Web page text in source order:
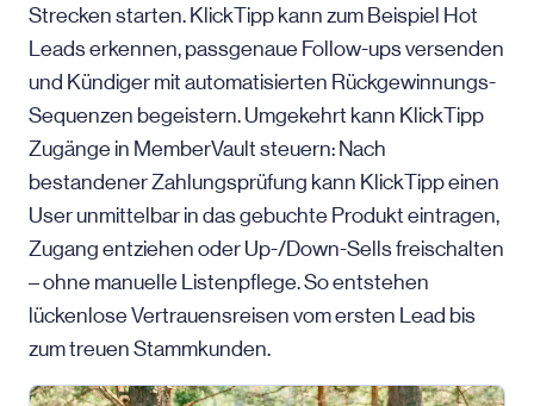
Strecken starten. KlickTipp kann zum Beispiel Hot
Leads erkennen, passgenaue Follow-ups versenden
und Kündiger mit automatisierten Rückgewinnungs-
Sequenzen begeistern. Umgekehrt kann KlickTipp
Zugänge in MemberVault steuern: Nach
bestandener Zahlungsprüfung kann KlickTipp einen
User unmittelbar in das gebuchte Produkt eintragen,
Zugang entziehen oder Up-/Down-Sells freischalten
– ohne manuelle Listenpflege. So entstehen
lückenlose Vertrauensreisen vom ersten Lead bis
zum treuen Stammkunden.